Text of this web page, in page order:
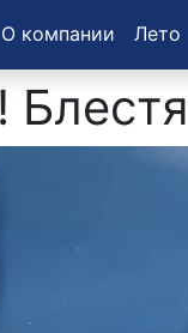
О компании Лето